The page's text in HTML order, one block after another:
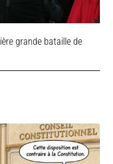
grande bataille de